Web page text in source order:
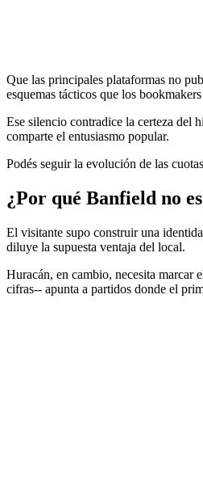
Que las principales plataformas no
esquemas tácticos que los
Ese silencio contradice la certeza del
comparte el entusiasmo popular.
Podés seguir la evolución de las
¿Por qué Banfield no
El visitante supo construir una
diluye la supuesta ventaja del local.
Huracán, en cambio, necesita marcar
cifras-- apunta a partidos donde el